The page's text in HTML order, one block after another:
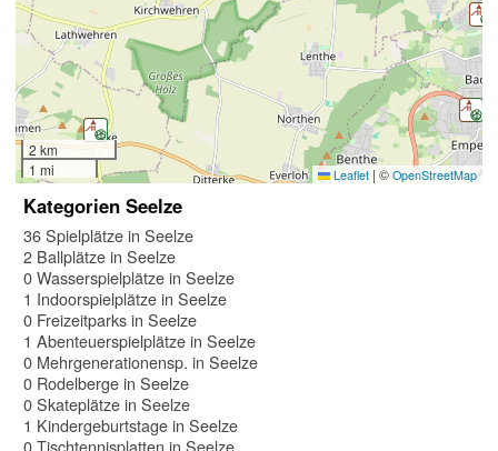
2 km
1 mi
Leaflet | © OpenStreetMap
Kategorien Seelze
36 Spielplätze in Seelze
2 Ballplätze in Seelze
0 Wasserspielplätze in Seelze
1 Indoorspielplätze in Seelze
0 Freizeitparks in Seelze
1 Abenteuerspielplätze in Seelze
0 Mehrgenerationensp. in Seelze
0 Rodelberge in Seelze
0 Skateplätze in Seelze
1 Kindergeburtstage in Seelze
0 Tischtennisplatten in Seelze